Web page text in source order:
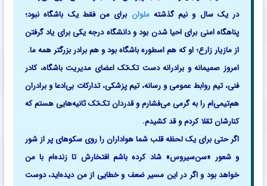
در یک سال و نیم گذشتهملوان برای من فقط یک باشگاه نبود؛
پناهگاه امنی برای احیا شدن بود و دانشگاه درجه یکی برای یاد گرفتن
از مازیار زارع؛ او که هم اسطوره باشگاه بود و هم برادر بزرگتر همه ما.
امروز صمیمانه و برادرانه دست تک‌تک اعضای مدیریت باشگاه، کادر
فنی، تیم روابط عمومی و رسانه، تیم پزشکی، تدارکات بی‌ادعا و برادران
هم‌تیمی‌ام را به گرمی می‌فشارم و قدردان تک‌تک ثانیه‌هایی هستم که
کنارشان تقلا کردم و قد کشیدم.
اگر حتی برای یک لحظه قلب شما هواداران را روی سکوهای پر از شور
و شعور «سن‌سیروس» شاد کرده باشم افتخارش تا زنده‌ام با من
خواهد بود و اگر در این مسیر ضعف و خطایی از من دیده‌اید، دوست